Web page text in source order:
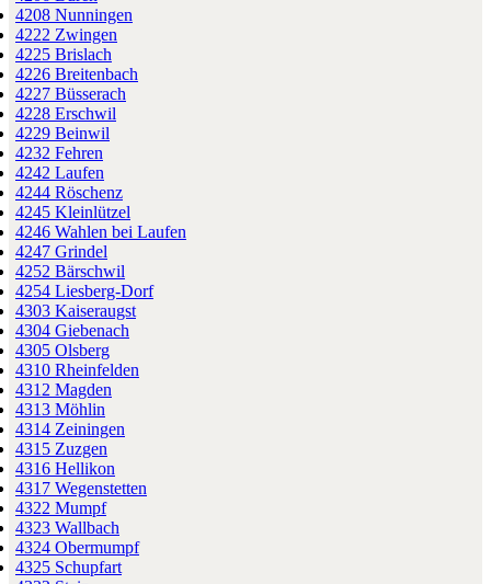
4208 Nunningen
4222 Zwingen
4225 Brislach
4226 Breitenbach
4227 Büsserach
4228 Erschwil
4229 Beinwil
4232 Fehren
4242 Laufen
4244 Röschenz
4245 Kleinlützel
4246 Wahlen bei Laufen
4247 Grindel
4252 Bärschwil
4254 Liesberg-Dorf
4303 Kaiseraugst
4304 Giebenach
4305 Olsberg
4310 Rheinfelden
4312 Magden
4313 Möhlin
4314 Zeiningen
4315 Zuzgen
4316 Hellikon
4317 Wegenstetten
4322 Mumpf
4323 Wallbach
4324 Obermumpf
4325 Schupfart